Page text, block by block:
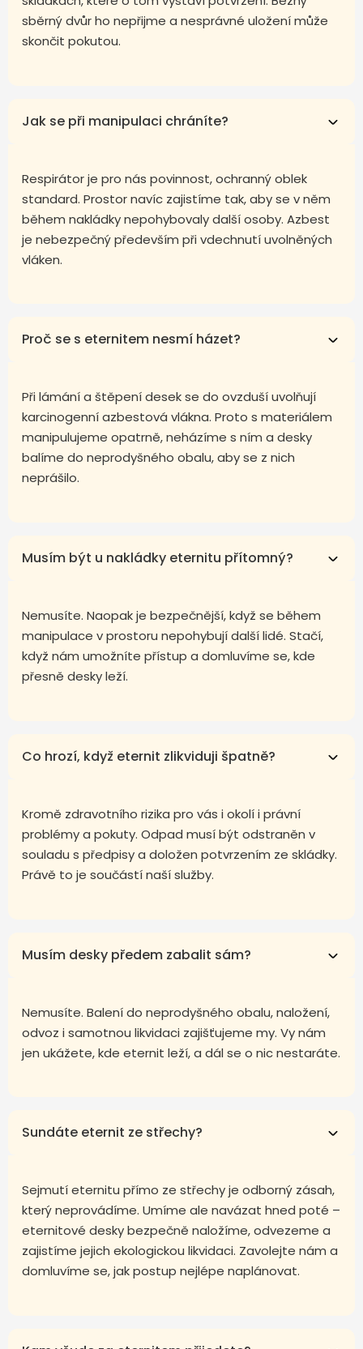
sběrný dvůr ho nepřijme a nesprávné uložení může
skončit pokutou.
Jak se při manipulaci chráníte?
Respirátor je pro nás povinnost, ochranný oblek
standard. Prostor navíc zajistíme tak, aby se v něm
během nakládky nepohybovaly další osoby. Azbest
je nebezpečný především při vdechnutí uvolněných
vláken.
Proč se s eternitem nesmí házet?
Při lámání a štěpení desek se do ovzduší uvolňují
karcinogenní azbestová vlákna. Proto s materiálem
manipulujeme opatrně, neházíme s ním a desky
balíme do neprodyšného obalu, aby se z nich
neprášilo.
Musím být u nakládky eternitu přítomný?
Nemusíte. Naopak je bezpečnější, když se během
manipulace v prostoru nepohybují další lidé. Stačí,
když nám umožníte přístup a domluvíme se, kde
přesně desky leží.
Co hrozí, když eternit zlikviduji špatně?
Kromě zdravotního rizika pro vás i okolí i právní
problémy a pokuty. Odpad musí být odstraněn v
souladu s předpisy a doložen potvrzením ze skládky.
Právě to je součástí naší služby.
Musím desky předem zabalit sám?
Nemusíte. Balení do neprodyšného obalu, naložení,
odvoz i samotnou likvidaci zajišťujeme my. Vy nám
jen ukážete, kde eternit leží, a dál se o nic nestaráte.
Sundáte eternit ze střechy?
Sejmutí eternitu přímo ze střechy je odborný zásah,
který neprovádíme. Umíme ale navázat hned poté –
eternitové desky bezpečně naložíme, odvezeme a
zajistíme jejich ekologickou likvidaci. Zavolejte nám a
domluvíme se, jak postup nejlépe naplánovat.